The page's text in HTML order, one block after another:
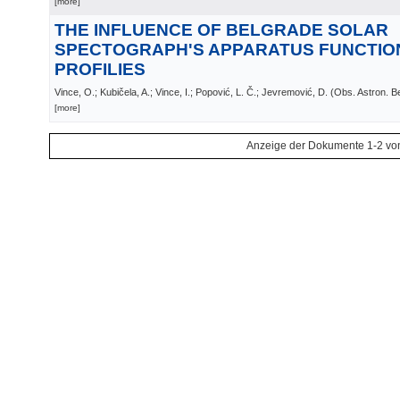
THE INFLUENCE OF BELGRADE SOLAR
SPECTOGRAPH'S APPARATUS
PROFILIES
Vince, O.; Kubičela, A.; Vince, I.; Popović, L. Č.; Jevremović, D. (Obs. Astron.
[more]
Anzeige der Dokumente 1-2